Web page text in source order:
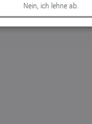
Nein, ich lehne ab.